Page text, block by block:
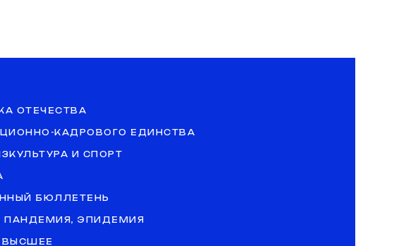
ОТЕЧЕСТВА
КАДРОВОГО ЕДИНСТВА
И СПОРТ
БЮЛЛЕТЕНЬ
ПАНДЕМИЯ, ЭПИДЕМИЯ
ВЫСШЕЕ